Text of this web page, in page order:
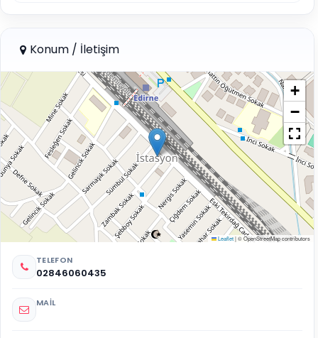
Konum / İletişim
+
−
Leaflet|© OpenStreetMap contributors
TELEFON
02846060435
MAIL